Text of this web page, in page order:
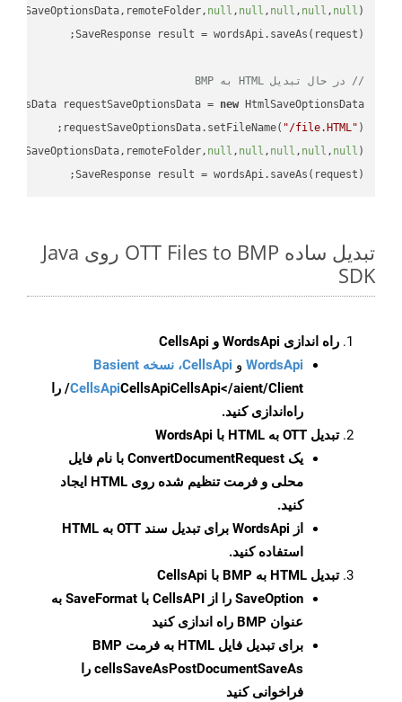
null , null , null , null , null
// در حال تبدیل HTML به BMP
requestSaveOptionsData = new
requestSaveOptionsData.setFileName( "/file.HTML"
null , null , null , null , null
SaveResponse result = wordsApi.saveAs(request);
تبدیل ساده OTT Files to BMP روی Java
SDK
راه اندازی WordsApi و CellsApi
WordsApi و CellsApi، نسخه Basient
CellsApiCellsApi
CellsApi</aient/Client/ را
راه‌اندازی کنید.
تبدیل OTT به HTML با WordsApi
یک ConvertDocumentRequest با نام فایل
محلی و فرمت تنظیم شده روی HTML ایجاد
کنید.
از WordsApi برای تبدیل سند OTT به HTML
استفاده کنید.
تبدیل HTML به BMP با CellsApi
SaveOption
را از CellsAPI با SaveFormat به
عنوان BMP راه اندازی کنید
برای تبدیل فایل HTML به فرمت
BMP
cellsSaveAsPostDocumentSaveAs را
فراخوانی کنید